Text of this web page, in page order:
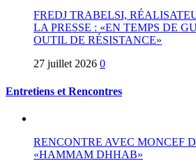
FREDJ TRABELSI,
LA PRESSE : «EN TEMPS DE
OUTIL DE RÉSISTANCE»
27 juillet 2026 0
Entretiens et Rencontres
RENCONTRE AVEC MONCEF
«HAMMAM DHHAB»